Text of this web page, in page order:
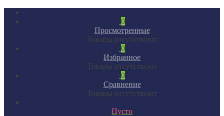
0
Просмотренные
Товары отсутствуют
0
Избранное
Товары отсутствуют
0
Сравнение
Товары отсутствуют
Пусто